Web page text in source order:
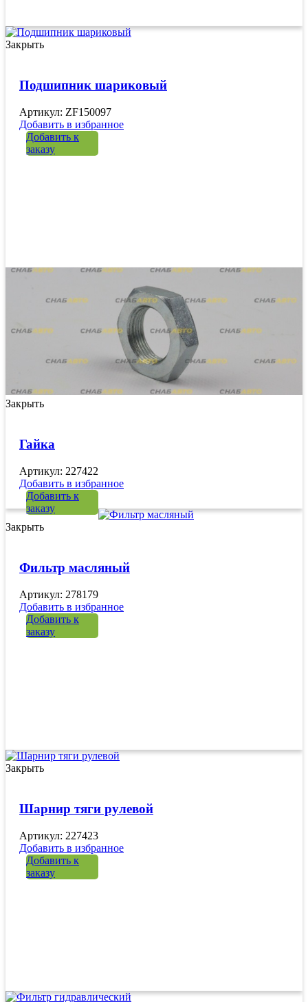
Закрыть
Подшипник шариковый
Артикул: ZF150097
Добавить в избранное
Добавить к
заказу
Закрыть
Гайка
Артикул: 227422
Добавить в избранное
Добавить к
заказу
Закрыть
Фильтр масляный
Артикул: 278179
Добавить в избранное
Добавить к
заказу
Закрыть
Шарнир тяги рулевой
Артикул: 227423
Добавить в избранное
Добавить к
заказу